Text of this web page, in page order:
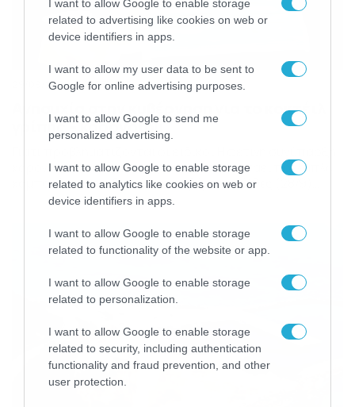
I want to allow Google to enable storage
related to advertising like cookies on web or
device identifiers in apps.
I want to allow my user data to be sent to
Google for online advertising purposes.
I want to allow Google to send me
personalized advertising.
I want to allow Google to enable storage
related to analytics like cookies on web or
device identifiers in apps.
I want to allow Google to enable storage
related to functionality of the website or app.
I want to allow Google to enable storage
related to personalization.
I want to allow Google to enable storage
related to security, including authentication
functionality and fraud prevention, and other
user protection.
29/09/2020 13:23
Ανησυχία στην κυβέρνηση για το κοκτέιλ
γρίπης – κορονοϊού
κορονοϊού και εποχικής γρίπης ήδη χτυπάει πολλαπλά
καμπανάκια σε ειδικούς και κυβέρνηση. Χθες (28/9)
ξεκίνησε η ηλεκτρονική συνταγογράφηση για το
αναμονής σε κάποια φαρμακεία ξεπέρασαν ακόμη και τα
1.500 άτομα. Συνεχής ενημέρωση – Καιρός. Ειδήσεις και